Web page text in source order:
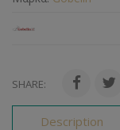
SHARE:
Description